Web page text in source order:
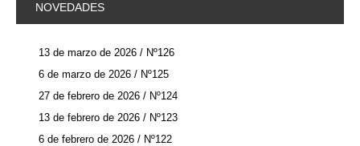
NOVEDADES
13 de marzo de 2026 / Nº126
6 de marzo de 2026 / Nº125
27 de febrero de 2026 / Nº124
13 de febrero de 2026 / Nº123
6 de febrero de 2026 / Nº122